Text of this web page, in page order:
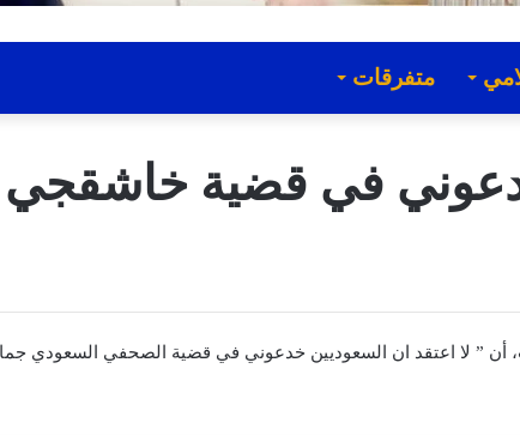
متفرقات
في قضية خاشقجي
أن ” لا اعتقد ان السعوديين خدعوني في قضية الصحفي السعودي